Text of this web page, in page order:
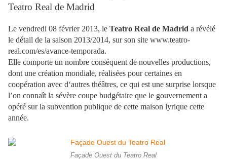
Teatro Real de Madrid
Le vendredi 08 février 2013, le Teatro Real de Madrid a révélé
le détail de la saison 2013/2014, sur son site www.teatro-
real.com/es/avance-temporada.
Elle comporte un nombre conséquent de nouvelles productions,
dont une création mondiale, réalisées pour certaines en
coopération avec d‘autres théâtres, ce qui est une surprise lorsque
l’on connaît la sévère coupe budgétaire que le gouvernement a
opéré sur la subvention publique de cette maison lyrique cette
année.
Façade Ouest du Teatro Real